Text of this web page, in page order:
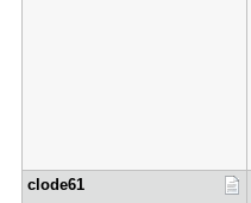
clode61